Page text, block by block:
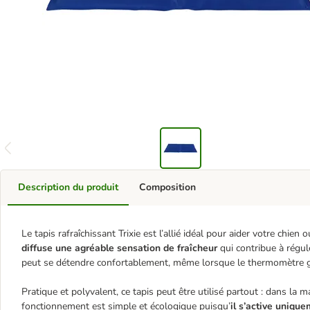
Description du produit
Le tapis rafraîchissant Trixie est l’allié idéal pour aider votre
diffuse une agréable sensation de fraîcheurqui contribue à
peut se détendre confortablement, même lorsque le thermomètre
Pratique et polyvalent, ce tapis peut être utilisé partout : dans la
fonctionnement est simple et écologique puisqu’il s’active
Composition